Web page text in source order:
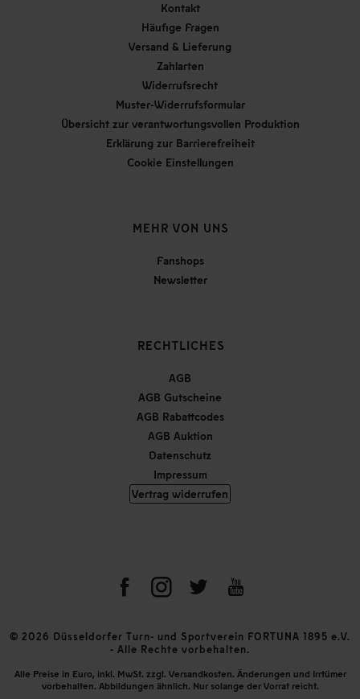
Kontakt
Häufige Fragen
Versand & Lieferung
Zahlarten
Widerrufsrecht
Muster-Widerrufsformular
Übersicht zur verantwortungsvollen Produktion
Erklärung zur Barrierefreiheit
Cookie Einstellungen
MEHR VON UNS
Fanshops
Newsletter
RECHTLICHES
AGB
AGB Gutscheine
AGB Rabattcodes
AGB Auktion
Datenschutz
Impressum
Vertrag widerrufen
© 2026 Düsseldorfer Turn- und Sportverein FORTUNA 1895 e.V.
- Alle Rechte vorbehalten.
Alle Preise in Euro, inkl. MwSt. zzgl. Versandkosten. Änderungen und Irrtümer
vorbehalten. Abbildungen ähnlich. Nur solange der Vorrat reicht.